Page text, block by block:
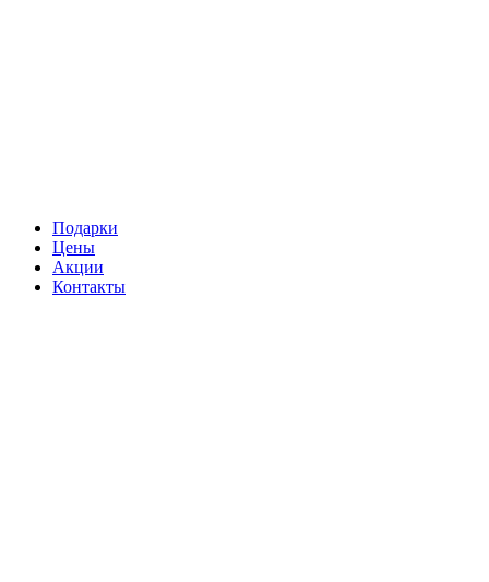
Подарки
Цены
Акции
Контакты